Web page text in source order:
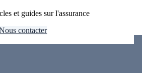
et guides sur l'assurance
contacter